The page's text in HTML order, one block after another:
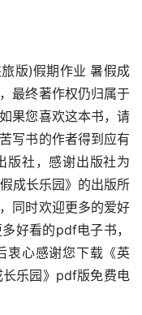
版)假期作业 暑假成
最终著作权仍归属于
果您喜欢这本书，请
写书的作者得到应有
版社，感谢出版社为
成长乐园》的出版所
同时欢迎更多的爱好
好看的pdf电子书，
衷心感谢您下载《英
乐园》pdf版免费电